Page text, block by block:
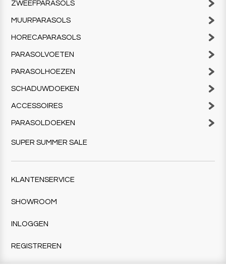
ZWEEFPARASOLS
MUURPARASOLS
HORECAPARASOLS
PARASOLVOETEN
PARASOLHOEZEN
SCHADUWDOEKEN
ACCESSOIRES
PARASOLDOEKEN
SUPER SUMMER SALE
KLANTENSERVICE
SHOWROOM
INLOGGEN
REGISTREREN